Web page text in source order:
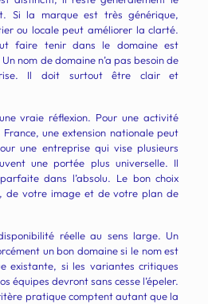
Si la marque est très générique,
ou locale peut améliorer la clarté.
faire tenir dans le domaine est
nom de domaine n’a pas besoin de
Il doit surtout être clair et
vraie réflexion. Pour une activité
une extension nationale peut
une entreprise qui vise plusieurs
une portée plus universelle. Il
parfaite dans l’absolu. Le bon choix
de votre image et de votre plan de
réelle au sens large. Un
un bon domaine si le nom est
existante, si les variantes critiques
équipes devront sans cesse l’épeler.
pratique comptent autant que la